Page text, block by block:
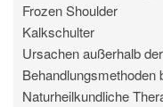
Frozen Shoulder
Kalkschulter
Ursachen außerhalb
Naturheilkundliche